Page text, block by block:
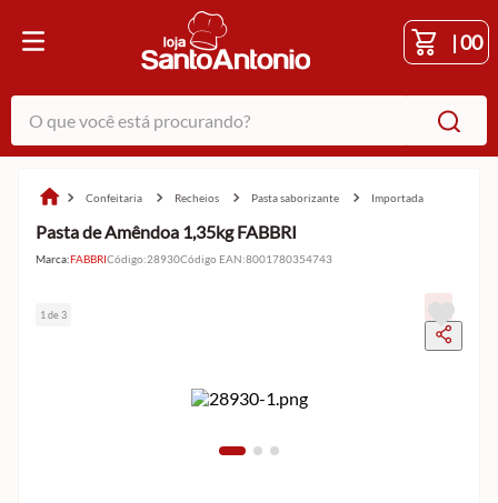
|00
O que você está procurando?
confeitaria recheios pasta saborizante importada
Pasta de Amêndoa 1,35kg FABBRI
Marca:FABBRICódigo:28930Código EAN:8001780354743
1 de 3